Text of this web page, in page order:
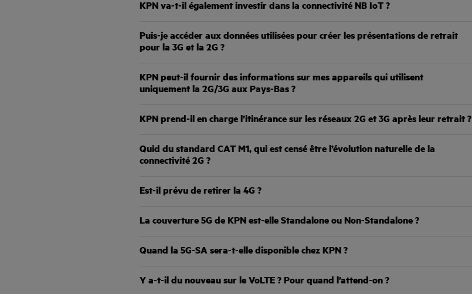
KPN va-t-il également investir dans la connectivité NB IoT ?
Puis-je accéder aux données utilisées pour créer les présentations de retrait
pour la 3G et la 2G ?
KPN peut-il fournir des informations sur mes appareils qui utilisent
uniquement la 2G/3G aux Pays-Bas ?
KPN prend-il en charge l’itinérance sur les réseaux 2G et 3G après leur retrait ?
Quid du standard CAT M1, qui est censé être l’évolution naturelle de la
connectivité 2G ?
Est-il prévu de retirer la 4G ?
La couverture 5G de KPN est-elle Standalone ou Non-Standalone ?
Quand la 5G-SA sera-t-elle disponible chez KPN ?
Y a-t-il du nouveau sur le VoLTE ? Pour quand l’attend-on ?